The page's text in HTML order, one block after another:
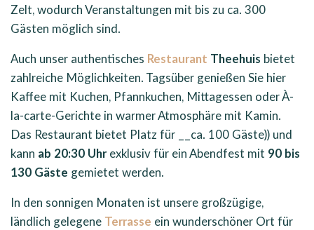
Zelt, wodurch Veranstaltungen mit bis zu ca. 300
Gästen möglich sind.
Auch unser authentisches Restaurant Theehuis bietet
zahlreiche Möglichkeiten. Tagsüber genießen Sie hier
Kaffee mit Kuchen, Pfannkuchen, Mittagessen oder À-
la-carte-Gerichte in warmer Atmosphäre mit Kamin.
Das Restaurant bietet Platz für __ca. 100 Gäste)) und
kann ab 20:30 Uhrexklusiv für ein Abendfest mit 90 bis
130 Gäste gemietet werden.
In den sonnigen Monaten ist unsere großzügige,
ländlich gelegene Terrasse ein wunderschöner Ort für